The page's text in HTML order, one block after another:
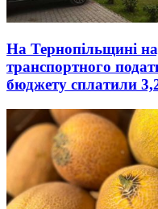
На Тернопільщині
транспортного
бюджету сплатили